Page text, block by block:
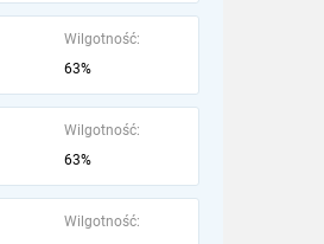
Wilgotność:
63%
Wilgotność:
63%
Wilgotność: